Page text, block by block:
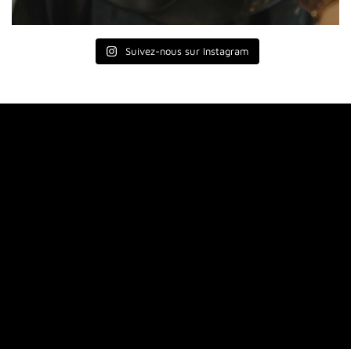
Suivez-nous sur Instagram